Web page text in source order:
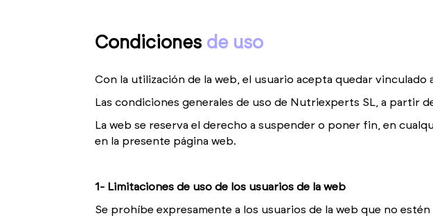
Condiciones de uso
Con la utilización de la web, el usuario acepta quedar vinculado
Las condiciones generales de uso de Nutriexperts SL, a partir
La web se reserva el derecho a suspender o poner fin, en
en la presente página web.
1- Limitaciones de uso de los usuarios de la web
Se prohíbe expresamente a los usuarios de la web que no